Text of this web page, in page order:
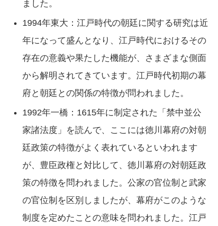
ました。
1994年東大：江戸時代の朝廷に関する研究は近
年になって盛んとなり、江戸時代におけるその
存在の意義や果たした機能が、さまざまな側面
から解明されてきています。江戸時代初期の幕
府と朝廷との関係の特徴が問われました。
1992年一橋：1615年に制定された「禁中並公
家諸法度」を読んで、ここには徳川幕府の対朝
廷政策の特徴がよく表れているといわれます
が、豊臣政権と対比して、徳川幕府の対朝廷政
策の特徴を問われました。公家の官位制と武家
の官位制を区別しましたが、幕府がこのような
制度を定めたことの意味を問われました。江戸